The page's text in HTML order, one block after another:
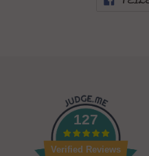
127
Verified Reviews